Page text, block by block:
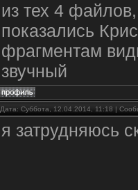
из тех 4
показались
фрагментам
звучный
Дата: Суббота, 12.04.2014, 11:18 |
я затрудняюсь